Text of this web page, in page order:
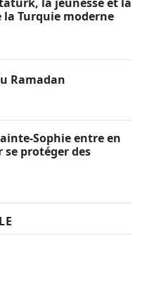
la Turquie moderne
Ramadan
Sophie entre en
protéger des